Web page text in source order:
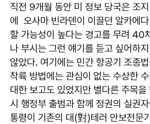
직전 9개월 동안 미 정보 당국은 조
에 오사마 빈라덴이 이끌던 알카에
할 가능성이 높다는 경고를 무려 40
나 부시는 그런 얘기를 듣고 싶어하
않았다. 여기에는 민간 항공기 조종
착륙 방법에는 관심이 없는 수상한
대한 보고도 있었지만 별다른 주목
시 행정부 출범과 함께 정권의 실권
통령이 기존의 대(對)테러 안보전문